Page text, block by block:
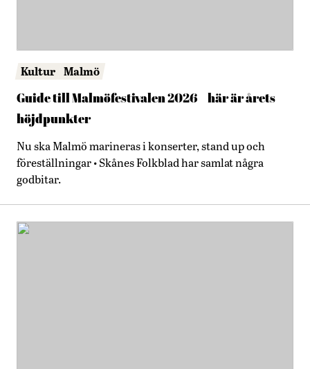
Kultur Malmö
Guide till Malmöfestivalen 2026 – här är årets
höjdpunkter
Nu ska Malmö marineras i konserter, stand up och
föreställningar • Skånes Folkblad har samlat några
godbitar.